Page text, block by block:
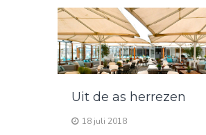
strandpaviljoens,
clubhuizen,
permanente
Uit de as herrezen
18 juli 2018